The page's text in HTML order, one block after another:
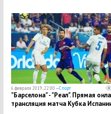
6 февраля 2019, 22:00 —Спорт
"Барселона" - "Реал". Прямая
трансляция матча Кубка